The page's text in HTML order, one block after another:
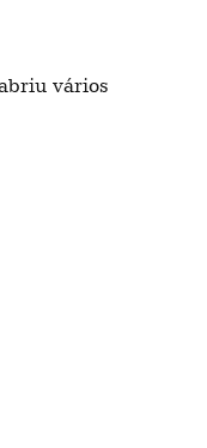
vários